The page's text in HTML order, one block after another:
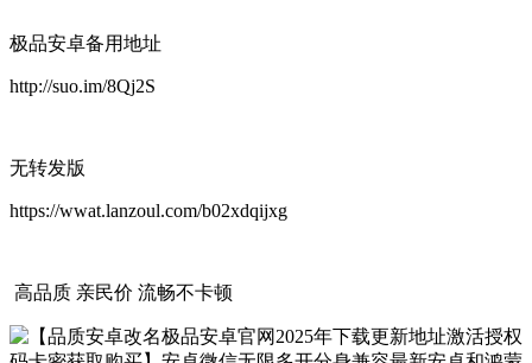
极品安卓备用地址
http://suo.im/8Qj2S
无转发版
https://wwat.lanzoul.com/b02xdqijxg
高品质 亲民价 流畅不卡顿